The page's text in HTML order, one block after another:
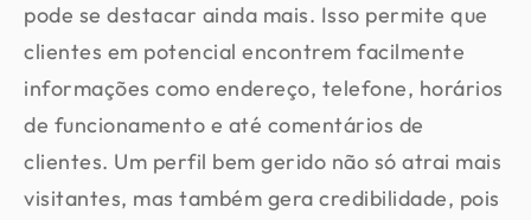
pode se destacar ainda mais. Isso permite que
clientes em potencial encontrem facilmente
informações como endereço, telefone, horários
de funcionamento e até comentários de
clientes. Um perfil bem gerido não só atrai mais
visitantes, mas também gera credibilidade, pois